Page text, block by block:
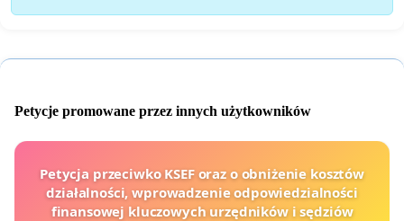
Petycje promowane przez innych użytkowników
Petycja przeciwko KSEF oraz o obniżenie kosztów
działalności, wprowadzenie odpowiedzialności
finansowej kluczowych urzędników i sędziów